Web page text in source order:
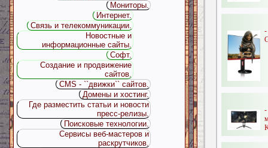
-
Мониторы.
Интернет.
Связь и телекоммуникации.
Новостные и
информационные сайты.
Софт.
Создание и продвижение
сайтов.
CMS - ``движки`` сайтов.
Домены и хостинг.
Где разместить статьи и новости
пресс-релизы.
Поисковые технологии.
Сервисы веб-мастеров и
раскрутчиков.